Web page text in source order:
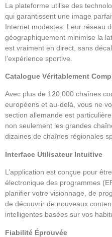
La plateforme utilise des
qui garantissent une image
Internet modestes. Leur réseau
géographiquement minimise la
est vraiment en direct, sans
l’expérience sportive.
Catalogue Véritablement
Avec plus de 120,000 chaînes
européens et au-delà, vous ne
section allemande est
non seulement les grandes
dizaines de chaînes régionales
Interface Utilisateur Intuitive
L’application est conçue pour
électronique des programmes
planifier votre visionnage, de
de découvrir de nouveaux
intelligentes basées sur vos
Fiabilité Éprouvée